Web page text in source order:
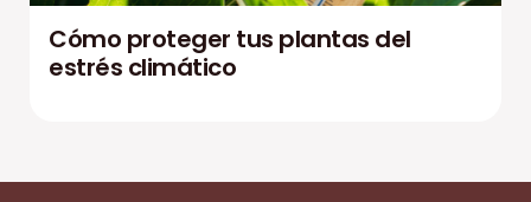
Cómo proteger tus plantas del
estrés climático